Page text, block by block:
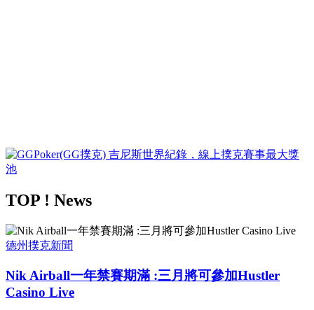
TOP ! News
德州撲克新聞
Nik Airball一年禁賽期滿 :三月將可參加Hustler
Casino Live